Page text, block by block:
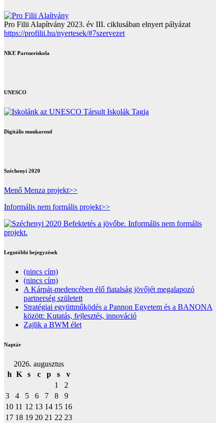
Pro Filii Alapítvány 2023. év III. ciklusában elnyert pályázat
https://profilii.hu/nyertesek/#7szervezet
NKE Partneriskola
UNESCO
Digitális munkarend
Széchenyi 2020
Menő Menza projekt>>
Informális nem formális projekt>>
Legutóbbi bejegyzések
(nincs cím)
(nincs cím)
A Kárpát-medencében élő fiatalság jövőjét megalapozó
partnerség született
Stratégiai együttműködés a Pannon Egyetem és a BANONA
között: Kutatás, fejlesztés, innováció
Zajlik a BWM élet
Naptár
2026. augusztus
h K s c p s
v
1
2
3
4 5 6 7 8
9
10 11 12 13 14 15 16
17 18 19 20 21 22 23